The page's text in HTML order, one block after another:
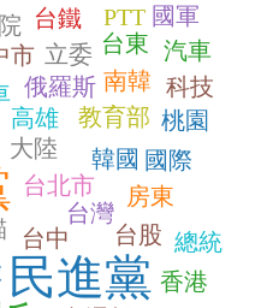
民進黨
台中
台北市
大陸
教育部
台灣
高雄
台股
韓國
房東
香港
俄羅斯
總統
國際
南韓
市 立委
桃園
科技
台東
台鐵
汽車
國軍
PTT